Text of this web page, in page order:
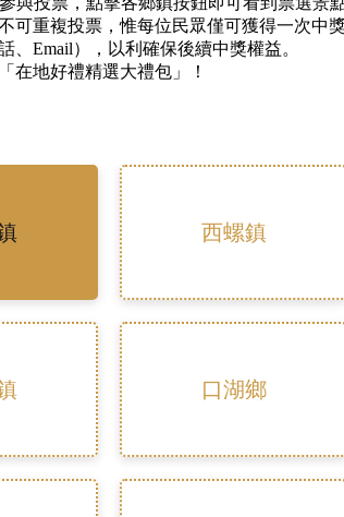
重複投票，惟每位民眾僅可獲得一次中
Email），以利確保後續中獎權益。
在地好禮精選大禮包」！
西螺鎮
口湖鄉